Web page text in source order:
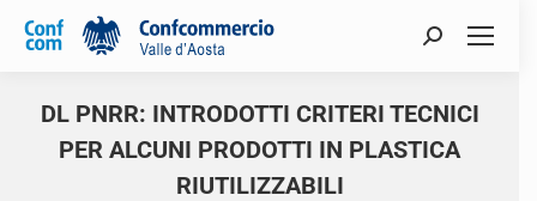
DL PNRR: INTRODOTTI CRITERI TECNICI
PER ALCUNI PRODOTTI IN PLASTICA
RIUTILIZZABILI